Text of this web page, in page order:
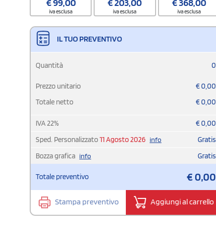
iva esclusa iva esclusa iva esclusa
IL TUO PREVENTIVO
Quantità 0
Prezzo unitario €0,00
Totale netto
€0,00
IVA22% €0,00
Sped. Personalizzato11 Agosto 2026 info
Gratis
Bozza grafica info Gratis
Totale preventivo €0,00
Stampa preventivo Aggiungi al carrello